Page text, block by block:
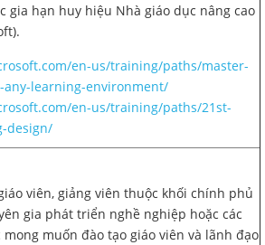
gia hạn huy hiệu Nhà giáo dục nâng cao
en-us/training/paths/master-
any-learning-environment/
en-us/training/paths/21st-
design/
viên, giảng viên thuộc khối chính phủ
gia phát triển nghề nghiệp hoặc các
muốn đào tạo giáo viên và lãnh đạo